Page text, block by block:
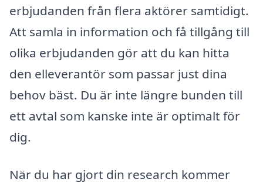
erbjudanden från flera aktörer samtidigt.
Att samla in information och få tillgång till
olika erbjudanden gör att du kan hitta
den elleverantör som passar just dina
behov bäst. Du är inte längre bunden till
ett avtal som kanske inte är optimalt för
dig.
När du har gjort din research kommer